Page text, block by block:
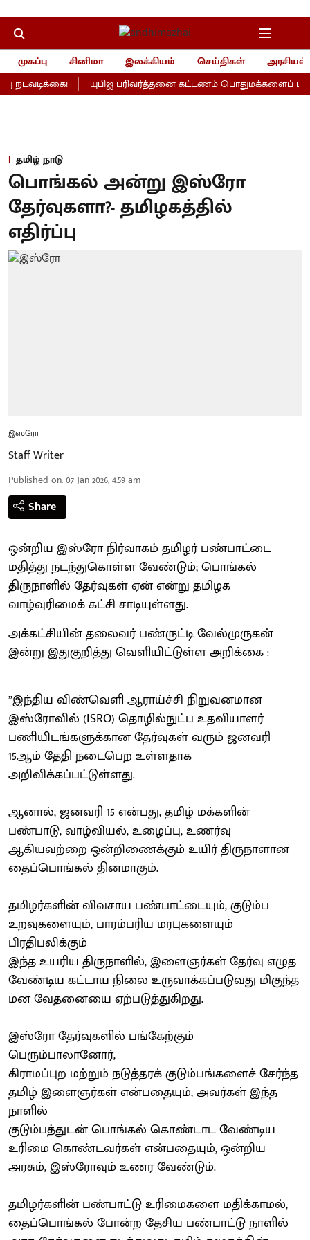
முகப்பு சினிமா இலக்கியம் செய்திகள்
அரசியல்
யுபிஐ பரிவர்த்தனை கட்டணம் பொதுமக்களைப்
தமிழ் நாடு
பொங்கல் அன்று இஸ்ரோ
தேர்வுகளா?- தமிழகத்தில்
எதிர்ப்பு
இஸ்ரோ
Staff Writer
Published on:07 Jan 2026, 4:59 am
Share
ஒன்றிய இஸ்ரோ நிர்வாகம் தமிழர் பண்பாட்டை
மதித்து நடந்துகொள்ள வேண்டும்; பொங்கல்
திருநாளில் தேர்வுகள் ஏன் என்று தமிழக
வாழ்வுரிமைக் கட்சி சாடியுள்ளது.
அக்கட்சியின் தலைவர் பண்ருட்டி வேல்முருகன்
இன்று இதுகுறித்து வெளியிட்டுள்ள அறிக்கை :
”இந்திய விண்வெளி ஆராய்ச்சி நிறுவனமான
இஸ்ரோவில் (ISRO) தொழில்நுட்ப உதவியாளர்
பணியிடங்களுக்கான தேர்வுகள் வரும் ஜனவரி
15ஆம் தேதி நடைபெற உள்ளதாக
அறிவிக்கப்பட்டுள்ளது.
ஆனால், ஜனவரி 15 என்பது, தமிழ் மக்களின்
பண்பாடு, வாழ்வியல், உழைப்பு, உணர்வு
ஆகியவற்றை ஒன்றிணைக்கும் உயிர் திருநாளான
தைப்பொங்கல் தினமாகும்.
தமிழர்களின் விவசாய பண்பாட்டையும், குடும்ப
உறவுகளையும், பாரம்பரிய மரபுகளையும்
பிரதிபலிக்கும்
இந்த உயரிய திருநாளில், இளைஞர்கள் தேர்வு எழுத
வேண்டிய கட்டாய நிலை உருவாக்கப்படுவது மிகுந்த
மன வேதனையை ஏற்படுத்துகிறது.
இஸ்ரோ தேர்வுகளில் பங்கேற்கும்
பெரும்பாலானோர்,
கிராமப்புற மற்றும் நடுத்தரக் குடும்பங்களைச் சேர்ந்த
தமிழ் இளைஞர்கள் என்பதையும், அவர்கள் இந்த
நாளில்
குடும்பத்துடன் பொங்கல் கொண்டாட வேண்டிய
உரிமை கொண்டவர்கள் என்பதையும், ஒன்றிய
அரசும், இஸ்ரோவும் உணர வேண்டும்.
தமிழர்களின் பண்பாட்டு உரிமைகளை மதிக்காமல்,
தைப்பொங்கல் போன்ற தேசிய பண்பாட்டு நாளில்